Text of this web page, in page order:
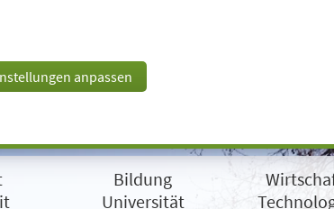
anpassen
Bildung
Universität